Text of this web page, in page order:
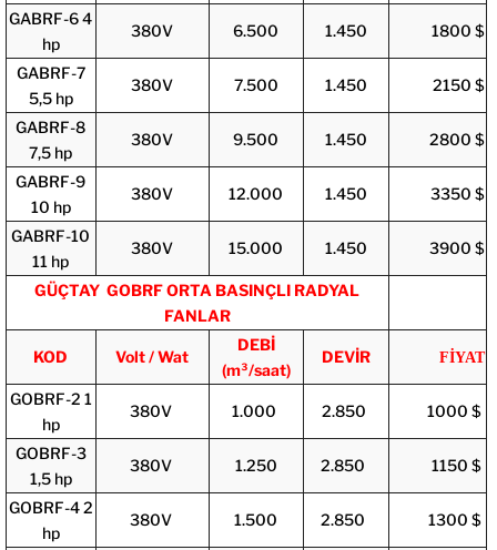
GABRF-6 4
hp
380V 6.500 1.450 1800 $
GABRF-7
5,5 hp
380V 7.500 1.450 2150 $
GABRF-8
7,5 hp
380V 9.500 1.450 2800 $
GABRF-9
10 hp
380V 12.000 1.450 3350 $
GABRF-10
11 hp
380V 15.000 1.450 3900 $
GÜÇTAY GOBRF ORTA BASINÇLI RADYAL
FANLAR
KOD Volt / Wat
DEBİ
(m³/saat)
DEVİR FİYAT
GOBRF-2 1
hp
380V 1.000 2.850 1000 $
GOBRF-3
1,5 hp
380V 1.250 2.850 1150 $
GOBRF-4 2
hp
380V 1.500 2.850 1300 $